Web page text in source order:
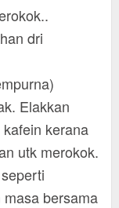
dri
Elakkan
kerana
utk merokok.
bersama